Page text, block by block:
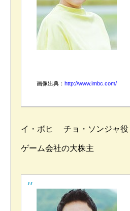
画像出典： http://www.imbc.com/
イ・ボヒ チョ・ソンジャ
ゲーム会社の大株主